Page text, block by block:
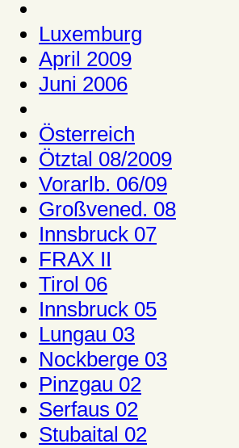
Luxemburg
April 2009
Juni 2006
Österreich
Ötztal 08/2009
Vorarlb. 06/09
Großvened. 08
Innsbruck 07
FRAX II
Tirol 06
Innsbruck 05
Lungau 03
Nockberge 03
Pinzgau 02
Serfaus 02
Stubaital 02